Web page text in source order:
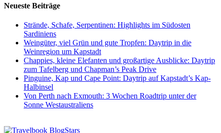
Neueste Beiträge
Strände, Schafe, Serpentinen: Highlights im Südosten
Sardiniens
Weingüter, viel Grün und gute Tropfen: Daytrip in die
Weinregion um Kapstadt
Chappies, kleine Elefanten und großartige Ausblicke: Daytrip
zum Tafelberg und Chapman’s Peak Drive
Pinguine, Kap und Cape Point: Daytrip auf Kapstadt’s Kap-
Halbinsel
Von Perth nach Exmouth: 3 Wochen Roadtrip unter der
Sonne Westaustraliens